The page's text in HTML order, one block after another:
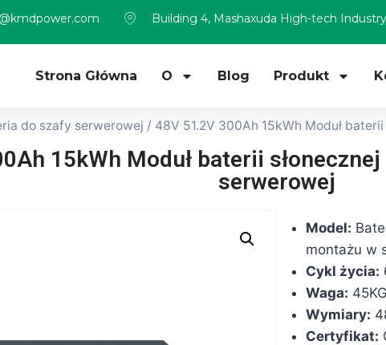
Building 4, Mashaxuda High-tech
Strona Główna O Blog Produkt
do szafy serwerowej / 48V 51.2V 300Ah 15kWh Moduł
15kWh Moduł baterii
serwerowej
Model:
montażu w
Cykl życia:
Waga:
Wymiary:
Certyfikat: